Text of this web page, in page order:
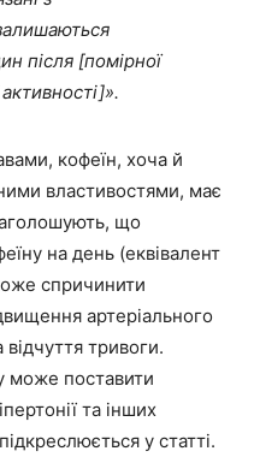
після [помірної
кофеїн, хоча й
властивостями, має
що
на день (еквівалент
спричинити
артеріального
тривоги.
може поставити
та інших
у статті.